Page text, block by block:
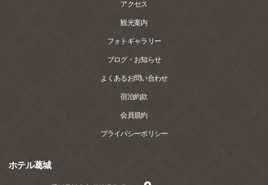
アクセス
観光案内
フォトギャラリー
ブログ・お知らせ
よくあるお問い合わせ
宿泊約款
会員規約
プライバシーポリシー
ホテル葛城